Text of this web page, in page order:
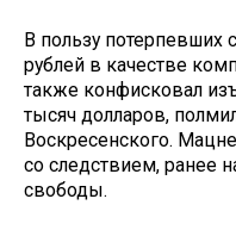
В пользу потерпевших
рублей в качестве
также конфисковал
тысяч долларов,
Воскресенского.
со следствием, ранее
свободы.